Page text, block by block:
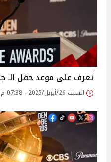
تعرف على موعد حفل الـ
السبت 26/أبريل/2025 - 07:38 م